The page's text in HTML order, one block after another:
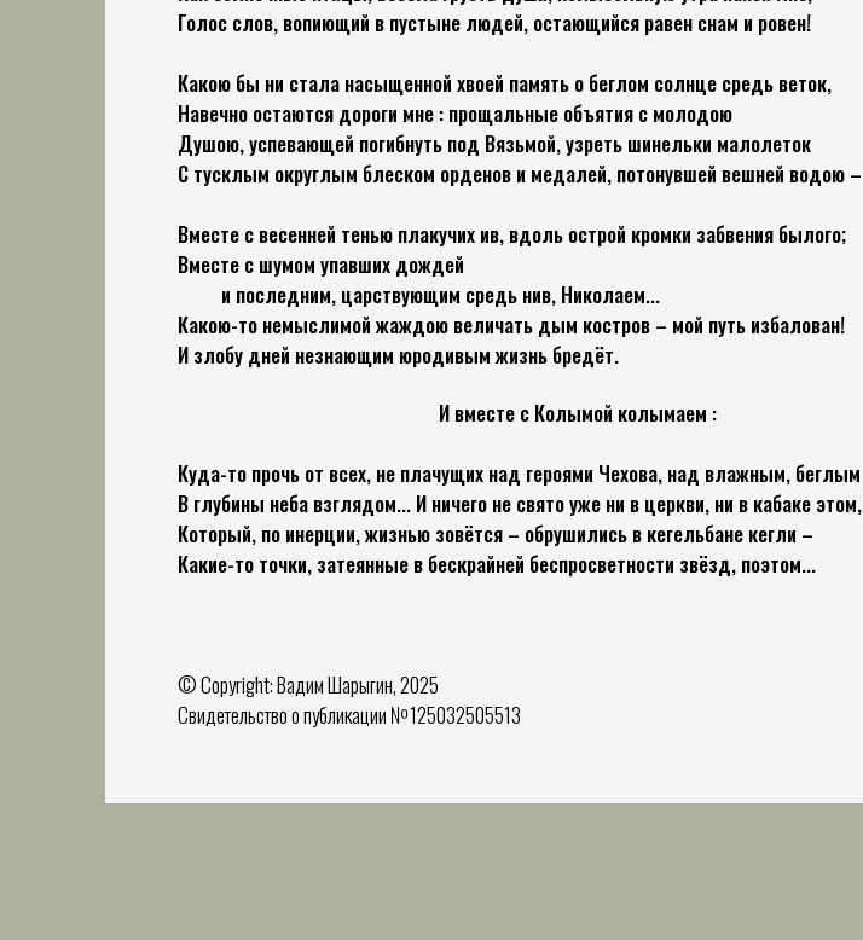
Голос слов, вопиющий в пустыне людей, остающийся равен снам и ровен!
Какою бы ни стала насыщенной хвоей память о беглом солнце средь веток,
Навечно остаются дороги мне : прощальные объятия с молодою
Душою, успевающей погибнуть под Вязьмой, узреть шинельки малолеток
С тусклым округлым блеском орденов и медалей, потонувшей вешней водою –
Вместе с весенней тенью плакучих ив, вдоль острой кромки забвения былого;
Вместе с шумом упавших дождей
и последним, царствующим средь нив, Николаем...
Какою-то немыслимой жаждою величать дым костров – мой путь избалован!
И злобу дней незнающим юродивым жизнь бредёт.
И вместе с Колымой колымаем :
Куда-то прочь от всех, не плачущих над героями Чехова, над влажным, беглым
В глубины неба взглядом... И ничего не свято уже ни в церкви, ни в кабаке этом,
Который, по инерции, жизнью зовётся – обрушились в кегельбане кегли –
Какие-то точки, затеянные в бескрайней беспросветности звёзд, поэтом...
© Copyright: Вадим Шарыгин, 2025
Свидетельство о публикации №125032505513